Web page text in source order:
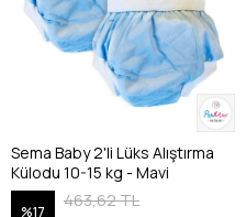
Sema Baby 2'li Lüks Alıştırma
Külodu 10-15 kg - Mavi
%17
463,62 TL